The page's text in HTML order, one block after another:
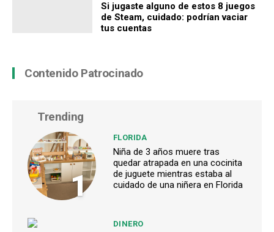
Si jugaste alguno de estos 8 juegos
de Steam, cuidado: podrían vaciar
tus cuentas
Contenido Patrocinado
Trending
1
FLORIDA
Niña de 3 años muere tras
quedar atrapada en una cocinita
de juguete mientras estaba al
cuidado de una niñera en Florida
DINERO